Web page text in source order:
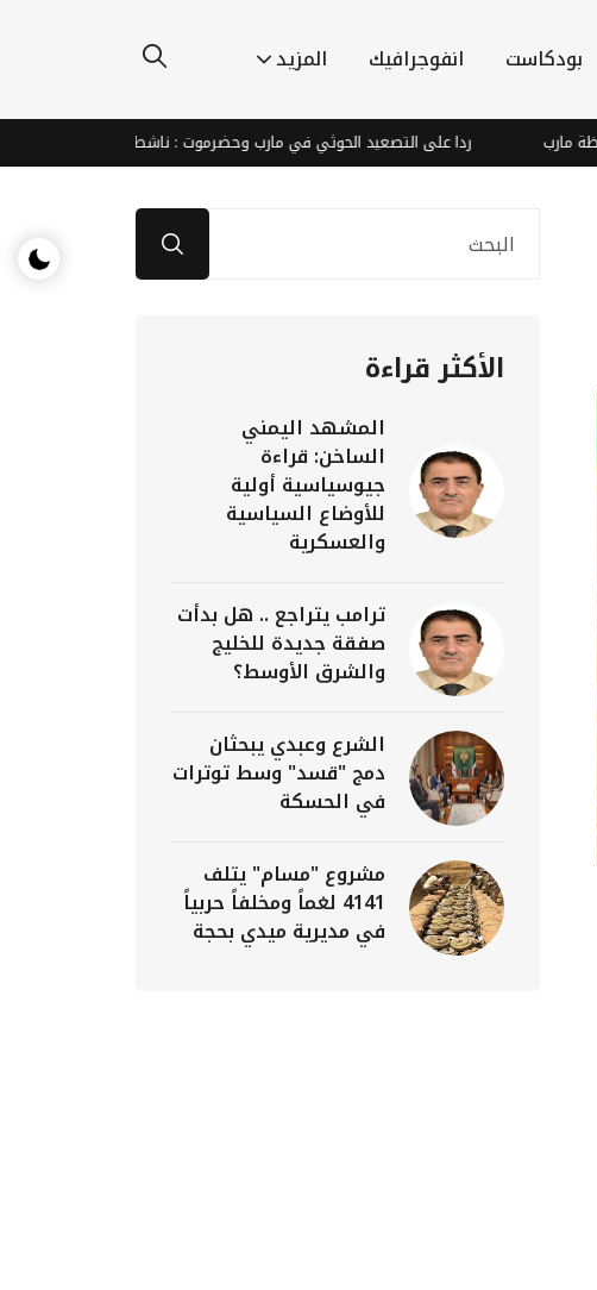
بودكاست انفوجرافيك المزيد
ردا على التصعيد الحوثي في مارب وحضرموت : ناشطون يطالبون الشرعية والتحالف
الأكثر قراءة
المشهد اليمني
الساخن: قراءة
جيوسياسية أولية
للأوضاع السياسية
والعسكرية
ترامب يتراجع .. هل بدأت
صفقة جديدة للخليج
والشرق الأوسط؟
الشرع وعبدي يبحثان
دمج "قسد" وسط توترات
في الحسكة
مشروع "مسام" يتلف
4141 لغماً ومخلفاً حربياً
في مديرية ميدي بحجة